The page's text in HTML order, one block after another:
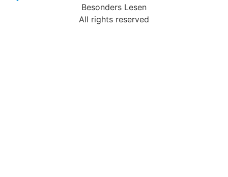
Besonders Lesen
All rights reserved